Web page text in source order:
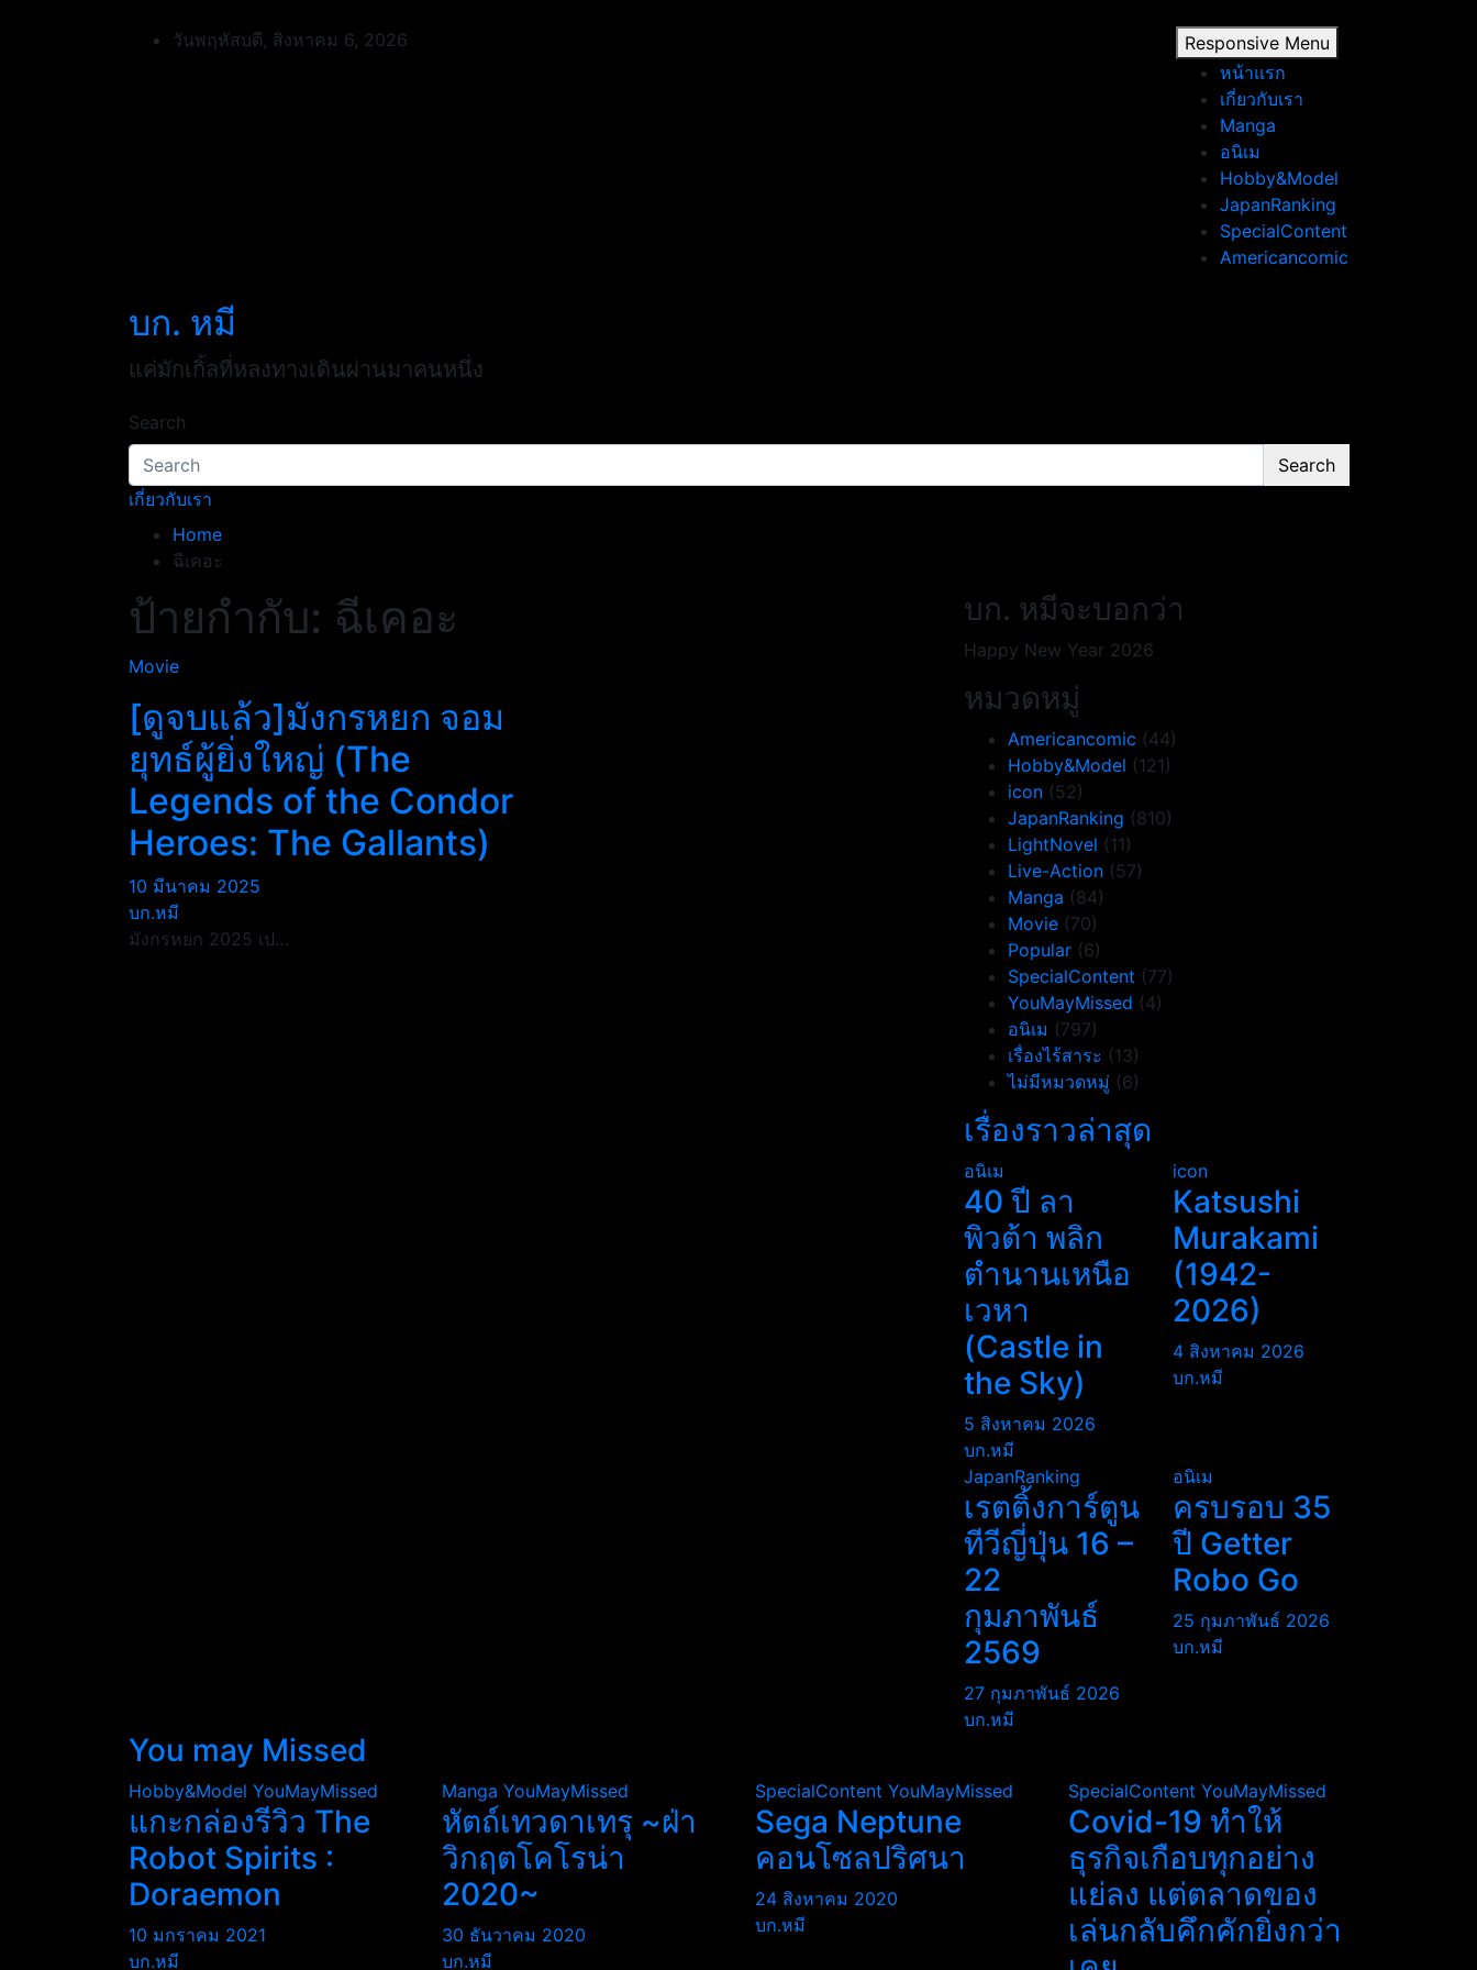
วันพฤหัสบดี, สิงหาคม 6, 2026
Responsive Menu
หน้าแรก
เกี่ยวกับเรา
Manga
อนิเม
Hobby&Model
JapanRanking
SpecialContent
Americancomic
บก. หมี
แค่มักเกิ้ลที่หลงทางเดินผ่านมาคนหนึ่ง
Search
Search
เกี่ยวกับเรา
Home
ฉีเคอะ
ป้ายกำกับ: ฉีเคอะ
Movie
[ดูจบแล้ว]มังกรหยก จอม
ยุทธ์ผู้ยิ่งใหญ่ (The
Legends of the Condor
Heroes: The Gallants)
10 มีนาคม 2025
บก.หมี
มังกรหยก 2025 เป…
บก. หมีจะบอกว่า
Happy New Year 2026
หมวดหมู่
Americancomic (44)
Hobby&Model (121)
icon (52)
JapanRanking (810)
LightNovel (11)
Live-Action (57)
Manga (84)
Movie (70)
Popular (6)
SpecialContent (77)
YouMayMissed (4)
อนิเม (797)
เรื่องไร้สาระ (13)
ไม่มีหมวดหมู่ (6)
เรื่องราวล่าสุด
อนิเม
40 ปี ลา
พิวต้า พลิก
ตำนานเหนือ
เวหา
(Castle in
the Sky)
5 สิงหาคม 2026
บก.หมี
icon
Katsushi
Murakami
(1942-
2026)
4 สิงหาคม 2026
บก.หมี
JapanRanking
เรตติ้งการ์ตูน
ทีวีญี่ปุ่น 16 –
22
กุมภาพันธ์
2569
27 กุมภาพันธ์ 2026
บก.หมี
อนิเม
ครบรอบ 35
ปี Getter
Robo Go
25 กุมภาพันธ์ 2026
บก.หมี
You may Missed
Hobby&Model YouMayMissed
แกะกล่องรีวิว The
Robot Spirits :
Doraemon
10 มกราคม 2021
บก.หมี
Manga YouMayMissed
หัตถ์เทวดาเทรุ ~ฝ่า
วิกฤตโคโรน่า
2020~
30 ธันวาคม 2020
บก.หมี
SpecialContent YouMayMissed
Sega Neptune
คอนโซลปริศนา
24 สิงหาคม 2020
บก.หมี
SpecialContent YouMayMissed
Covid-19 ทำให้
ธุรกิจเกือบทุกอย่าง
แย่ลง แต่ตลาดของ
เล่นกลับคึกคักยิ่งกว่า